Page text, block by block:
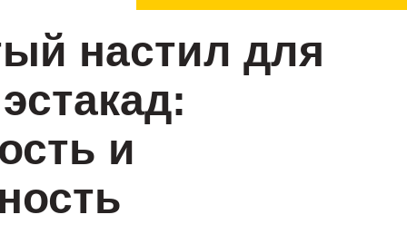
14/5
склад: Калужская
район Боровский,
парк "Ворсино",
Изделия из
перфорированных
листов
Крепеж
Просечно-
профилированный
настил
Металлоконструкция
настил для
и